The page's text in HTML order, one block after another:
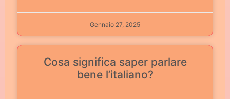
Gennaio 27, 2025
Cosa significa saper parlare
bene l’italiano?